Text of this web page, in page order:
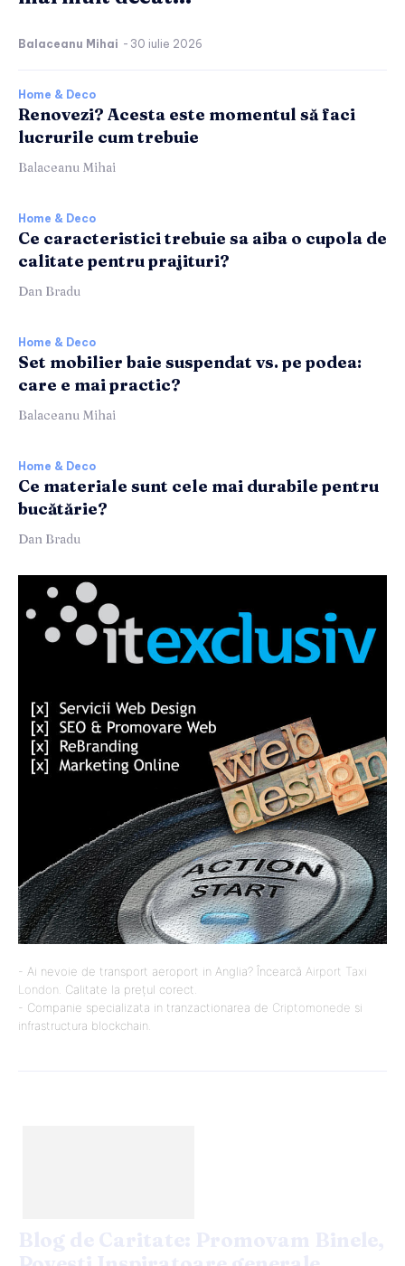
Balaceanu Mihai - 30 iulie 2026
Home & Deco
Renovezi? Acesta este momentul să faci
lucrurile cum trebuie
Balaceanu Mihai
Home & Deco
Ce caracteristici trebuie sa aiba o cupola de
calitate pentru prajituri?
Dan Bradu
Home & Deco
Set mobilier baie suspendat vs. pe podea:
care e mai practic?
Balaceanu Mihai
Home & Deco
Ce materiale sunt cele mai durabile pentru
bucătărie?
Dan Bradu
- Ai nevoie de transport aeroport in Anglia? Încearcă Airport Taxi
London . Calitate la prețul corect.
- Companie specializata in tranzactionarea de Criptomonede si
infrastructura blockchain.